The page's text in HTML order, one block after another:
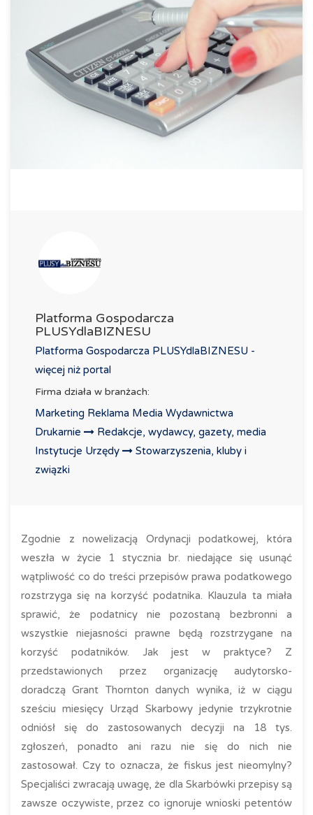
Platforma Gospodarcza
PLUSYdlaBIZNESU
Platforma Gospodarcza PLUSYdlaBIZNESU -
więcej niż portal
Firma działa w branżach:
Marketing Reklama Media Wydawnictwa
Drukarnie
Redakcje, wydawcy, gazety, media
Instytucje Urzędy
Stowarzyszenia, kluby i
związki
Zgodnie z nowelizacją Ordynacji podatkowej, która
weszła w życie 1 stycznia br. niedające się usunąć
wątpliwość co do treści przepisów prawa podatkowego
rozstrzyga się na korzyść podatnika. Klauzula ta miała
sprawić, że podatnicy nie pozostaną bezbronni a
wszystkie niejasności prawne będą rozstrzygane na
korzyść podatników. Jak jest w praktyce? Z
przedstawionych przez organizację audytorsko-
doradczą Grant Thornton danych wynika, iż w ciągu
sześciu miesięcy Urząd Skarbowy jedynie trzykrotnie
odniósł się do zastosowanych decyzji na 18 tys.
zgłoszeń, ponadto ani razu nie się do nich nie
zastosował. Czy to oznacza, że fiskus jest nieomylny?
Specjaliści zwracają uwagę, że dla Skarbówki przepisy są
zawsze oczywiste, przez co ignoruje wnioski petentów